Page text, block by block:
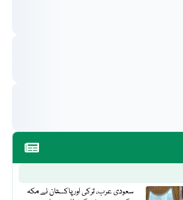
سعودی عرب، ترکی اور پاکستان نے مکہ